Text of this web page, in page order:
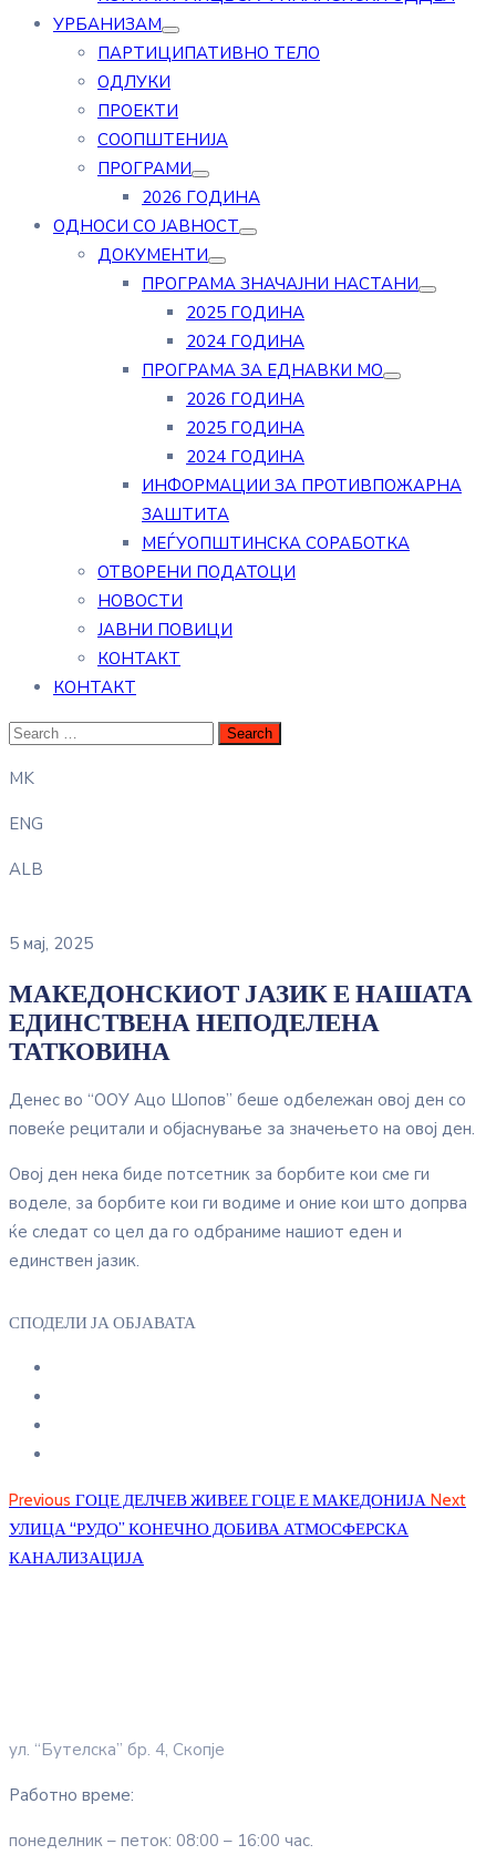
УРБАНИЗАМ
ПАРТИЦИПАТИВНО ТЕЛО
ОДЛУКИ
ПРОЕКТИ
СООПШТЕНИЈА
ПРОГРАМИ
2026 ГОДИНА
ОДНОСИ СО ЈАВНОСТ
ДОКУМЕНТИ
ПРОГРАМА ЗНАЧАЈНИ НАСТАНИ
2025 ГОДИНА
2024 ГОДИНА
ПРОГРАМА ЗА ЕДНАВКИ МО
2026 ГОДИНА
2025 ГОДИНА
2024 ГОДИНА
ИНФОРМАЦИИ ЗА ПРОТИВПОЖАРНА
ЗАШТИТА
МЕЃУОПШТИНСКА СОРАБОТКА
ОТВОРЕНИ ПОДАТОЦИ
НОВОСТИ
ЈАВНИ ПОВИЦИ
КОНТАКТ
КОНТАКТ
MK
ENG
ALB
5 мај, 2025
МАКЕДОНСКИОТ ЈАЗИК Е НАШАТА
ЕДИНСТВЕНА НЕПОДЕЛЕНА
ТАТКОВИНА
Денес во “ООУ Ацо Шопов” беше одбележан овој ден со
повеќе рецитали и објаснување за значењето на овој ден.
Овој ден нека биде потсетник за борбите кои сме ги
воделе, за борбите кои ги водиме и оние кои што допрва
ќе следат со цел да го одбраниме нашиот еден и
единствен јазик.
СПОДЕЛИ ЈА ОБЈАВАТА
Previous ГОЦЕ ДЕЛЧЕВ ЖИВЕЕ ГОЦЕ Е МАКЕДОНИЈА Next
УЛИЦА “РУДО” КОНЕЧНО ДОБИВА АТМОСФЕРСКА
КАНАЛИЗАЦИЈА
ул. “Бутелска” бр. 4, Скопје
Работно време:
понеделник – петок: 08:00 – 16:00 час.